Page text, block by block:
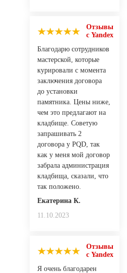
Отзывы
с Yandex
Благодарю сотрудников
мастерской, которые
курировали с момента
заключения договора
до установки
памятника. Цены ниже,
чем это предлагают на
кладбище. Советую
запрашивать 2
договора у PQD, так
как у меня мой договор
забрала администрация
кладбища, сказали, что
так положено.
Екатерина К.
11.10.2023
Отзывы
с Yandex
Я очень благодарен